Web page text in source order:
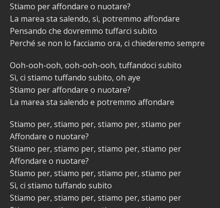
Stiamo per affondare o nuotare?
La marea sta salendo, sì, potremmo affondare
Pensando che dovremmo tuffarci subito
Perché se non lo facciamo ora, ci chiederemo sempre
Ooh-ooh-ooh, ooh-ooh-ooh, tuffandoci subito
Sì, ci stiamo tuffando subito, oh aye
Stiamo per affondare o nuotare?
La marea sta salendo e potremmo affondare
Stiamo per, stiamo per, stiamo per, stiamo per
Affondare o nuotare?
Stiamo per, stiamo per, stiamo per, stiamo per
Affondare o nuotare?
Stiamo per, stiamo per, stiamo per, stiamo per
Sì, ci stiamo tuffando subito
Stiamo per, stiamo per, stiamo per, stiamo per